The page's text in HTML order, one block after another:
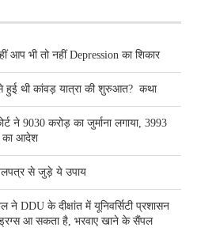
भी तो नहीं Depression का शिकार
थी कांवड़ यात्रा की शुरुआत? कथा
ने 9030 करोड़ का जुर्माना लगाया, 3993
का आदेश
से जुड़े ये उपाय
DDU के दीक्षांत में यूनिवर्सिटी प्रशासन
ड्रग्स आ सकता है, भरवाए खाने के सैंपल